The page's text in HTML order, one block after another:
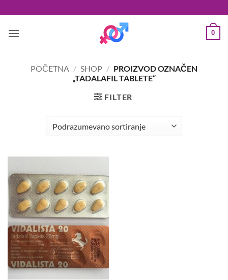
na
sadržaj
0
POČETNA / SHOP / PROIZVOD OZNAČEN
„TADALAFIL TABLETE“
FILTER